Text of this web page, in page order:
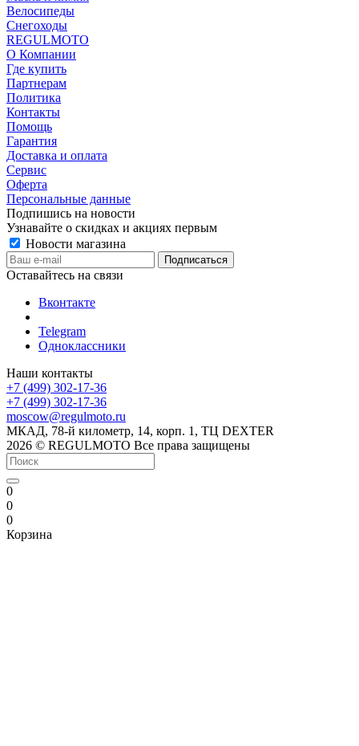
Велосипеды
Снегоходы
REGULMOTO
О Компании
Где купить
Партнерам
Политика
Контакты
Помощь
Гарантия
Доставка и оплата
Сервис
Оферта
Персональные данные
Подпишись на новости
Узнавайте о скидках и акциях первым
Новости магазина
Оставайтесь на связи
Вконтакте
Telegram
Одноклассники
Наши контакты
+7 (499) 302-17-36
+7 (499) 302-17-36
moscow@regulmoto.ru
МКАД, 78-й километр, 14, корп. 1, ТЦ DEXTER
2026 © REGULMOTO Все права защищены
0
0
0
Корзина